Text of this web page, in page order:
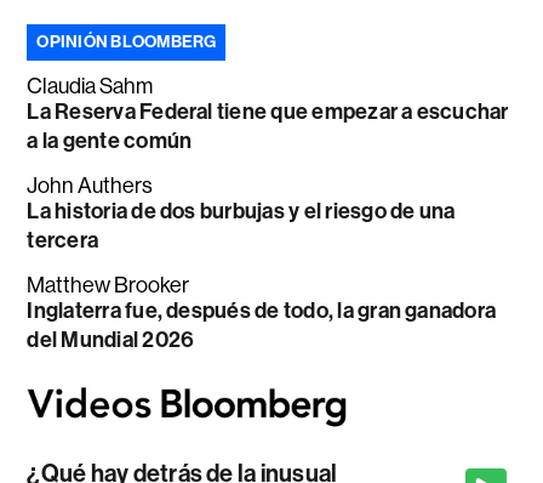
OPINIÓN BLOOMBERG
Claudia Sahm
La Reserva Federal tiene que empezar a escuchar
a la gente común
John Authers
La historia de dos burbujas y el riesgo de una
tercera
Matthew Brooker
Inglaterra fue, después de todo, la gran ganadora
del Mundial 2026
¿Qué hay detrás de la inusual